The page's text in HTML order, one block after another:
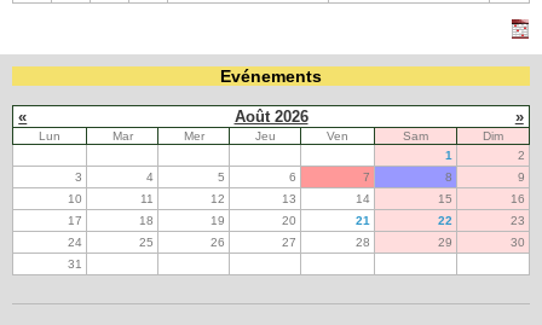
Evénements
« Août 2026 »
Lun Mar Mer Jeu Ven Sam
Dim
1
2
3
4 5 6 7 8
9
10
11 12 13 14 15
16
17
18 19 20 21 22
23
24
25 26 27 28 29
30
31